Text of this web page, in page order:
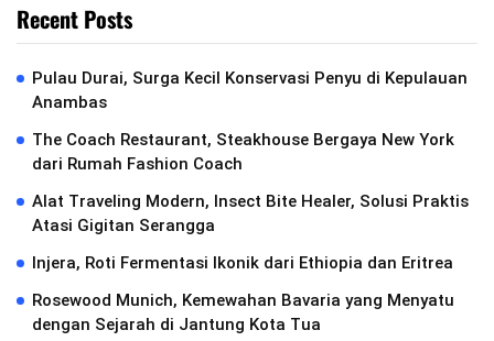
Recent Posts
Pulau Durai, Surga Kecil Konservasi Penyu di Kepulauan
Anambas
The Coach Restaurant, Steakhouse Bergaya New York
dari Rumah Fashion Coach
Alat Traveling Modern, Insect Bite Healer, Solusi Praktis
Atasi Gigitan Serangga
Injera, Roti Fermentasi Ikonik dari Ethiopia dan Eritrea
Rosewood Munich, Kemewahan Bavaria yang Menyatu
dengan Sejarah di Jantung Kota Tua